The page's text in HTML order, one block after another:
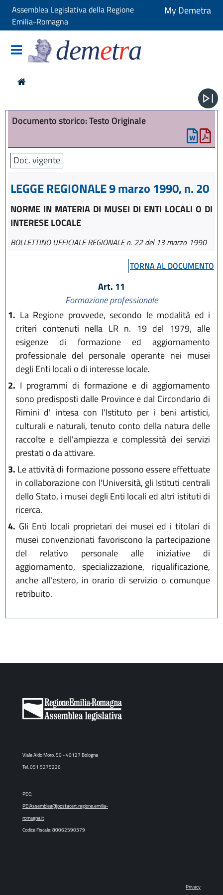
Assemblea Legislativa della Regione
Emilia-Romagna
My Demetra
demetra
Documento storico: Testo Originale
Doc. vigente
LEGGE REGIONALE 9 marzo 1990, n. 20
NORME IN MATERIA DI MUSEI DI ENTI LOCALI O DI
INTERESE LOCALE
BOLLETTINO UFFICIALE REGIONALE n. 22 del 13 marzo 1990
TORNA AL DOCUMENTO
Art. 11
Formazione professionale
1. La Regione provvede, secondo le modalità ed i
criteri contenuti nella LR n. 19 del 1979, alle
esigenze di formazione ed aggiornamento
professionale del personale operante nei musei
degli Enti locali o di interesse locale.
2. I programmi di formazione e di aggiornamento
sono predisposti dalle Province e dal Circondario di
Rimini d' intesa con l'Istituto per i beni artistici,
culturali e naturali, tenuto conto della natura delle
raccolte e dell'ampiezza e complessità dei servizi
prestati o da attivare.
3. Le attività di formazione possono essere effettuate
in collaborazione con l'Università, gli Istituti centrali
dello Stato, i musei degli Enti locali ed altri istituti di
ricerca.
4. Gli Enti locali proprietari dei musei ed i titolari di
musei convenzionati favoriscono la partecipazione
del relativo personale alle iniziative di
aggiornamento, specializzazione, riqualificazione,
anche all'estero, in orario di servizio o comunque
retribuito.
Viale Aldo Moro, 50 - 40127 Bologna
Tel. 051 5275226
PEC:
PEIAssemblea@postacert.regione.emilia-
romagna.it
Codice Fiscale: 80062590379
Privacy